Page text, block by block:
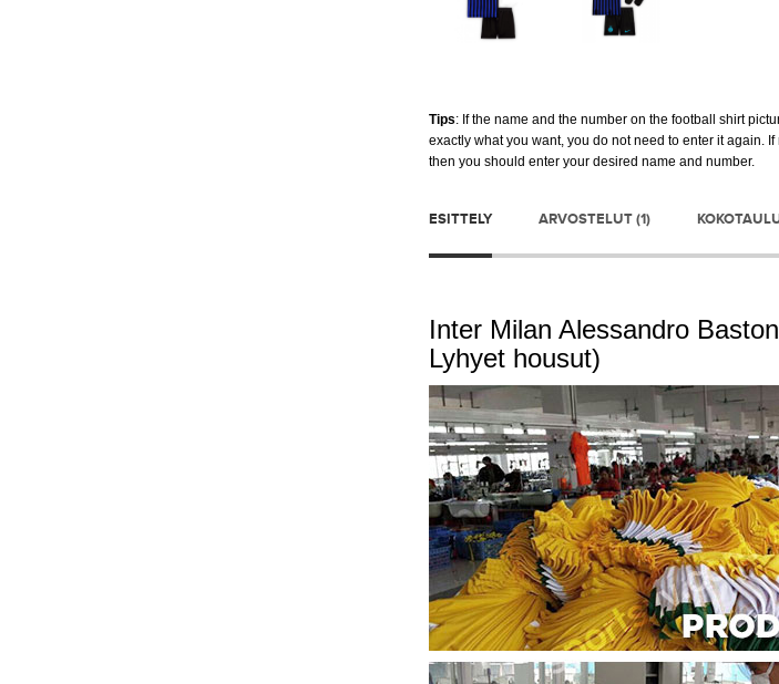
Tips: If the name and the number on the football shirt
exactly what you want, you do not need to enter it again. If
then you should enter your desired name and number.
ESITTELY ARVOSTELUT (1)
Inter Milan Alessandro
Lyhyet housut)